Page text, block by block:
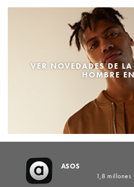
VER NOVEDADES DE
HOMBRE EN
ASOS
1,8 millones